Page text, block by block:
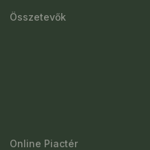
Összetevők
Online Piactér